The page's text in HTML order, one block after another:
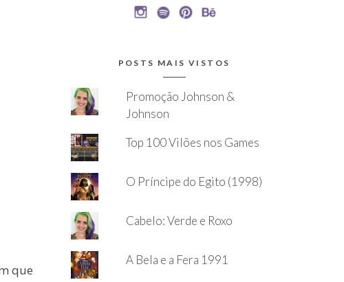
que
POSTS MAIS VISTOS
Promoção Johnson &
Johnson
Top 100 Vilões nos Games
O Príncipe do Egito (1998)
Cabelo: Verde e Roxo
A Bela e a Fera 1991